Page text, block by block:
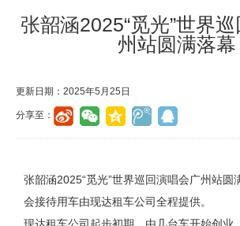
张韶涵2025“觅光”世界
州站圆满落幕
更新日期：2025年5月25日
分享至：
张韶涵2025“觅光”世界巡回演唱会广州站圆
会接待用车由现达租车公司全程提供。
现达租车公司起步初期，由几台车开始创业